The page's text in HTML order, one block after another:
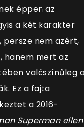
éppen az
a két karakter
persze nem azért,
hanem mert az
valószínűleg
Ez a fajta
a 2016-
Superman ellen